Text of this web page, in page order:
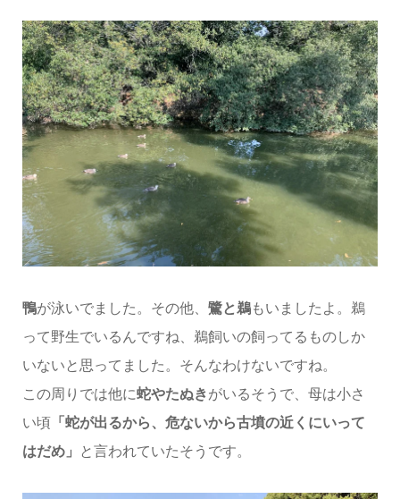
鴨が泳いでました。その他、 鷺と鵜もいましたよ。鵜
って野生でいるんですね、鵜飼いの飼ってるものしか
いないと思ってました。そんなわけないですね。
この周りでは他に蛇やたぬきがいるそうで、母は小さ
い頃「蛇が出るから、危ないから古墳の近くにいって
はだめ」
と言われていたそうです。